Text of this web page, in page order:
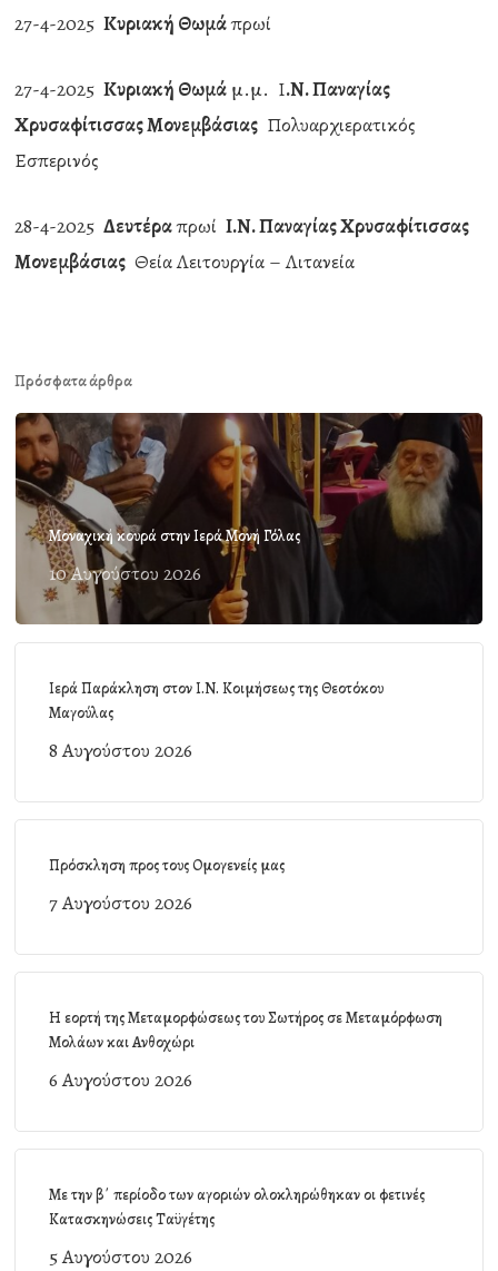
27-4-2025Κυριακή Θωμάπρωί
27-4-2025Κυριακή Θωμά μ.μ. Ι.Ν. Παναγίας
Χρυσαφίτισσας Μονεμβάσιας Πολυαρχιερατικός
Εσπερινός
28-4-2025ΔευτέραπρωίΙ.Ν. Παναγίας Χρυσαφίτισσας
Μονεμβάσιας Θεία Λειτουργία – Λιτανεία
Πρόσφατα άρθρα
Μοναχική κουρά στην Ιερά Μονή Γόλας
10 Αυγούστου 2026
Ιερά Παράκληση στον Ι.Ν. Κοιμήσεως της Θεοτόκου
Μαγούλας
8 Αυγούστου 2026
Πρόσκληση προς τους Ομογενείς μας
7 Αυγούστου 2026
Η εορτή της Μεταμορφώσεως του Σωτήρος σε Μεταμόρφωση
Μολάων και Ανθοχώρι
6 Αυγούστου 2026
Με την β΄ περίοδο των αγοριών ολοκληρώθηκαν οι φετινές
Κατασκηνώσεις Ταϋγέτης
5 Αυγούστου 2026